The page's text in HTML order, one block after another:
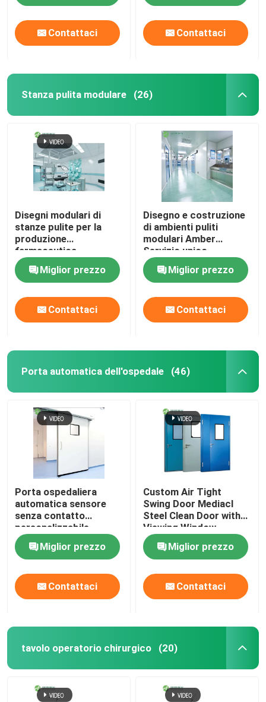
Contattaci Contattaci
Stanza pulita modulare (26)
Disegni modulari di
stanze pulite per la
produzione
farmaceutica
Miglior prezzo
Contattaci
Disegno e costruzione
di ambienti puliti
modulari Amber
Servizio unico
Miglior prezzo
Contattaci
Porta automatica dell'ospedale (46)
Porta ospedaliera
automatica sensore
senza contatto
personalizzabile
Miglior prezzo
Contattaci
Custom Air Tight
Swing Door Mediacl
Steel Clean Door with
Viewing Window
Miglior prezzo
Contattaci
tavolo operatorio chirurgico (20)